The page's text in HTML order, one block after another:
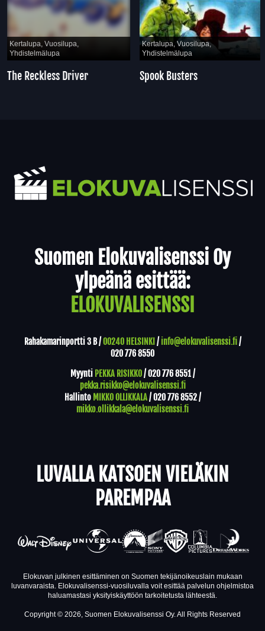
Kertalupa, Vuosilupa,
Yhdistelmälupa
The Reckless Driver
Kertalupa, Vuosilupa,
Yhdistelmälupa
Spook Busters
Suomen Elokuvalisenssi Oy
ylpeänä esittää:
ELOKUVALISENSSI
Rahakamarinportti 3 B /00240 HELSINKI / info@elokuvalisenssi.fi/
020 776 8550
Myynti PEKKA RISIKKO/020 776 8551/
pekka.risikko@elokuvalisenssi.fi
Hallinto MIKKO OLLIKKALA/020 776 8552/
mikko.ollikkala@elokuvalisenssi.fi
LUVALLA KATSOEN VIELÄKIN
PAREMPAA
Elokuvan julkinen esittäminen on Suomen tekijänoikeuslain mukaan
luvanvaraista. Elokuvalisenssi-vuosiluvalla voit esittää palvelun ohjelmistoa
haluamastasi yksityiskäyttöön tarkoitetusta lähteestä.
Copyright © 2026, Suomen Elokuvalisenssi Oy. All Rights Reserved